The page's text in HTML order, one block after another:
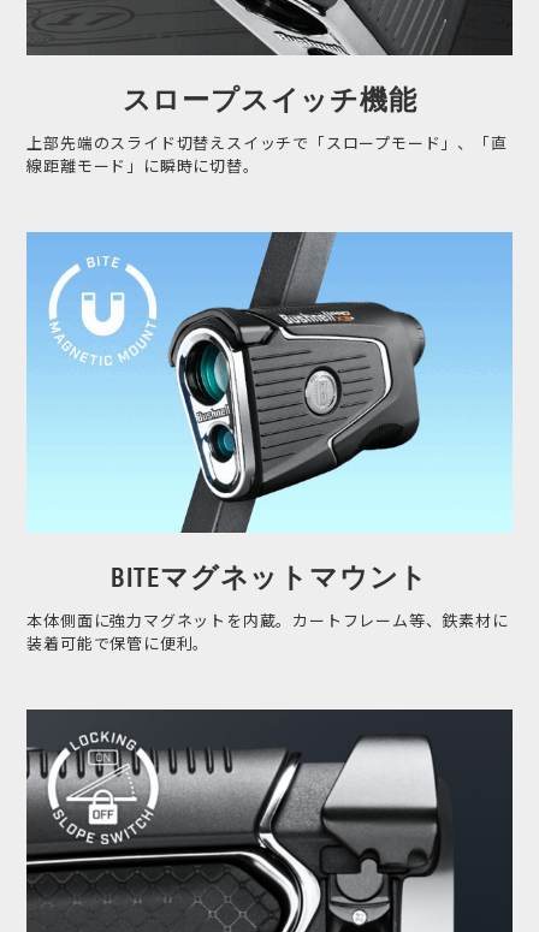
スロープスイッチ機能
上部先端のスライド切替えスイッチで「スロープモード」、「直
線距離モード」に瞬時に切替。
BITEマグネットマウント
本体側面に強力マグネットを内蔵。カートフレーム等、鉄素材に
装着可能で保管に便利。